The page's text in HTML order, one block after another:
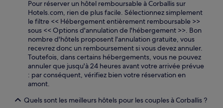
Pour réserver un hôtel remboursable à Corballis sur
Hotels.com, rien de plus facile. Sélectionnez simplement
le filtre << Hébergement entièrement remboursable >>
sous << Options d'annulation de l'hébergement >>. Bon
nombre d'hôtels proposent l'annulation gratuite, vous
recevrez donc un remboursement si vous devez annuler.
Toutefois, dans certains hébergements, vous ne pouvez
annuler que jusqu'à 24 heures avant votre arrivée prévue
: par conséquent, vérifiez bien votre réservation en
amont.
Quels sont les meilleurs hôtels pour les couples à Corballis ?